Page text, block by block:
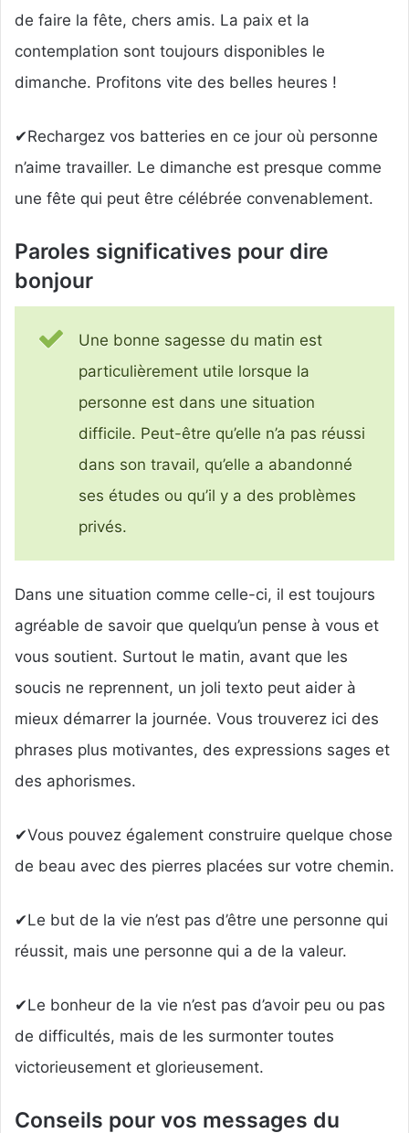
de faire la fête, chers amis. La paix et la
contemplation sont toujours disponibles le
dimanche. Profitons vite des belles heures !
✔Rechargez vos batteries en ce jour où personne
n’aime travailler. Le dimanche est presque comme
une fête qui peut être célébrée convenablement.
Paroles significatives pour dire
bonjour
Une bonne sagesse du matin est
particulièrement utile lorsque la
personne est dans une situation
difficile. Peut-être qu’elle n’a pas réussi
dans son travail, qu’elle a abandonné
ses études ou qu’il y a des problèmes
privés.
Dans une situation comme celle-ci, il est toujours
agréable de savoir que quelqu’un pense à vous et
vous soutient. Surtout le matin, avant que les
soucis ne reprennent, un joli texto peut aider à
mieux démarrer la journée. Vous trouverez ici des
phrases plus motivantes, des expressions sages et
des aphorismes.
✔Vous pouvez également construire quelque chose
de beau avec des pierres placées sur votre chemin.
✔Le but de la vie n’est pas d’être une personne qui
réussit, mais une personne qui a de la valeur.
✔Le bonheur de la vie n’est pas d’avoir peu ou pas
de difficultés, mais de les surmonter toutes
victorieusement et glorieusement.
Conseils pour vos messages du